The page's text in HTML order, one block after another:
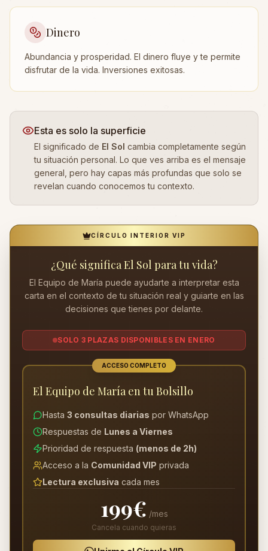
Dinero
Abundancia y prosperidad. El dinero fluye y te permite
disfrutar de la vida. Inversiones exitosas.
Esta es solo la superficie
El significado de El Sol cambia completamente según
tu situación personal. Lo que ves arriba es el mensaje
general, pero hay capas más profundas que solo se
revelan cuando conocemos tu contexto.
CÍRCULO INTERIOR VIP
¿Qué significaEl Sol para tu vida?
El Equipo de María puede ayudarte a interpretar esta
carta en el contexto de tu situación real y guiarte en las
decisiones que tienes por delante.
SOLO 3 PLAZAS DISPONIBLES EN ENERO
ACCESO COMPLETO
El Equipo de María en tu Bolsillo
Hasta 3 consultas diarias por WhatsApp
Respuestas de Lunes a Viernes
Prioridad de respuesta (menos de 2h)
Acceso a la Comunidad VIP privada
Lectura exclusiva cada mes
199€ /mes
Cancela cuando quieras